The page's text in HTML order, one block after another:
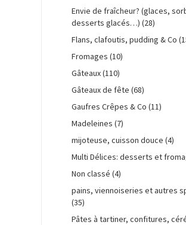
Envie de fraîcheur? (glaces,
desserts glacés…) (28)
Flans, clafoutis, pudding & Co
Fromages (10)
Gâteaux(110)
Gâteaux de fête (68)
Gaufres Crêpes & Co (11)
Madeleines (7)
mijoteuse, cuisson douce (4)
Multi Délices: desserts et
Non classé (4)
pains, viennoiseries et autres
(35)
Pâtes à tartiner, confitures,